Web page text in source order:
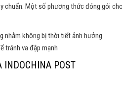
chuẩn. Một số phương thức đóng gói
nhằm không bị thời tiết ảnh hưởng
tránh va đập mạnh
INDOCHINA POST